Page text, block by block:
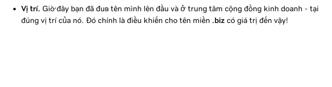
Vị trí. Giờ đây bạn đã đưa tên mình lên đầu và ở trung tâm cộng đồng kinh doanh - tại
đúng vị trí của nó. Đó chính là điều khiến cho tên miền .biz có giá trị đến vậy!